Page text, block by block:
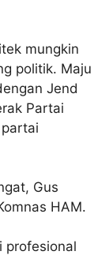
mungkin
politik. Maju
Jend
Partai
Gus
HAM.
profesional